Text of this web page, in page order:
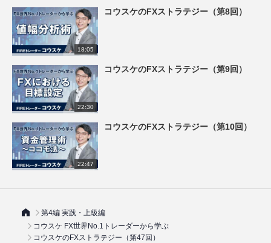
18:05
コウスケのFXストラテジー（第8回）
22:30
コウスケのFXストラテジー（第9回）
22:47
コウスケのFXストラテジー（第10回）
第4編 実践・上級編
コウスケ FX世界No.1トレーダーから学ぶ
コウスケのFXストラテジー（第47回）